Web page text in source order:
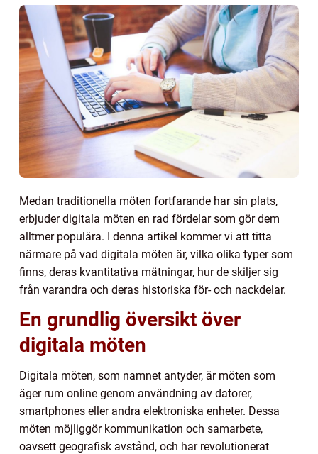
Medan traditionella möten fortfarande har sin plats,
erbjuder digitala möten en rad fördelar som gör dem
alltmer populära. I denna artikel kommer vi att titta
närmare på vad digitala möten är, vilka olika typer som
finns, deras kvantitativa mätningar, hur de skiljer sig
från varandra och deras historiska för- och nackdelar.
En grundlig översikt över
digitala möten
Digitala möten, som namnet antyder, är möten som
äger rum online genom användning av datorer,
smartphones eller andra elektroniska enheter. Dessa
möten möjliggör kommunikation och samarbete,
oavsett geografisk avstånd, och har revolutionerat